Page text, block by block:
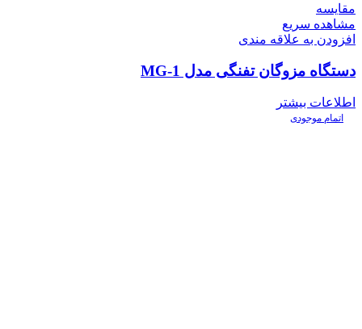
مقایسه
مشاهده سریع
افزودن به علاقه مندی
دستگاه مزوگان تفنگی مدل MG-1
اطلاعات بیشتر
اتمام موجودی